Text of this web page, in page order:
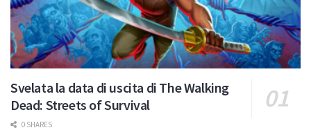
Svelata la data di uscita di The Walking
Dead: Streets of Survival
0 SHARES